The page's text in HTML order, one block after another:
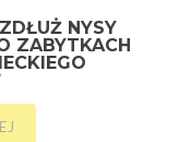
NYSY
ZABYTKACH